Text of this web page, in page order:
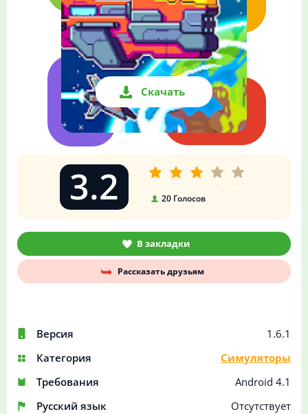
Скачать
Версия
1.6.1
Категория
Симуляторы
Требования
Android 4.1
Русский язык
Отсутствует
3.2 20 Голосов
В закладки
Рассказать друзьям